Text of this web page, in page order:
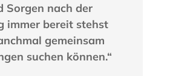
Sorgen nach der
immer bereit stehst
gemeinsam
suchen können.“